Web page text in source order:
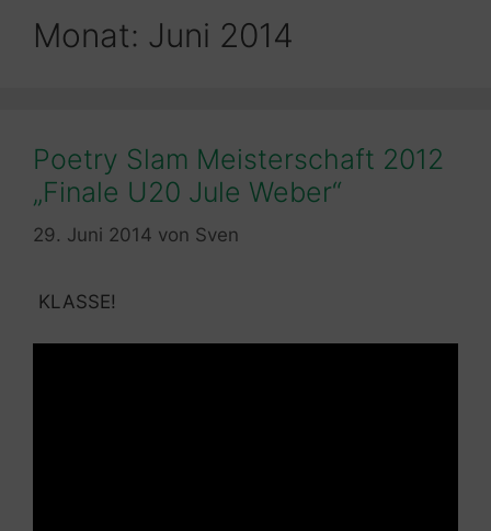
Monat: Juni 2014
Poetry Slam Meisterschaft 2012
„Finale U20 Jule Weber“
29. Juni 2014 von Sven
KLASSE!